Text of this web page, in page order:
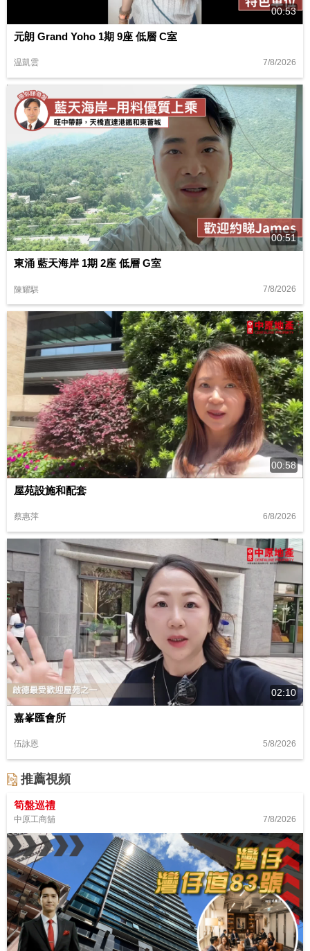
00:53
元朗 Grand Yoho 1期 9座 低層 C室
温凱雲 7/8/2026
00:51
東涌 藍天海岸 1期 2座 低層 G室
陳耀騏 7/8/2026
00:58
屋苑設施和配套
蔡惠萍 6/8/2026
02:10
嘉峯匯會所
伍詠恩 5/8/2026
推薦視頻
筍盤巡禮
中原工商舖 7/8/2026